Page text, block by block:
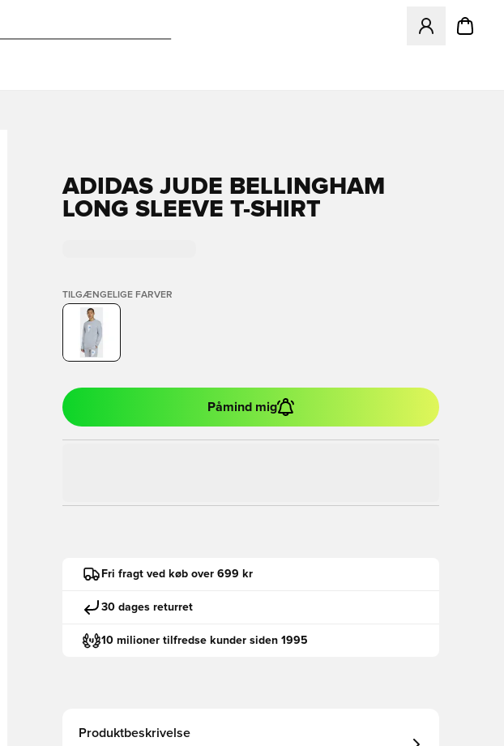
Åbner en
ADIDAS JUDE BELLINGHAM
LONG SLEEVE T-SHIRT
TILGÆNGELIGE FARVER
Påmind mig
Fri fragt ved køb over 699 kr
30 dages returret
10 milioner tilfredse kunder siden 1995
Produktbeskrivelse